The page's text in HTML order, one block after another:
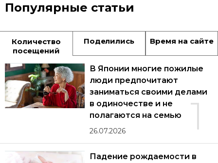
Популярные статьи
Количество
посещений
Поделились Время на сайте
1
В Японии многие пожилые
люди предпочитают
заниматься своими делами
в одиночестве и не
полагаются на семью
26.07.2026
Падение рождаемости в